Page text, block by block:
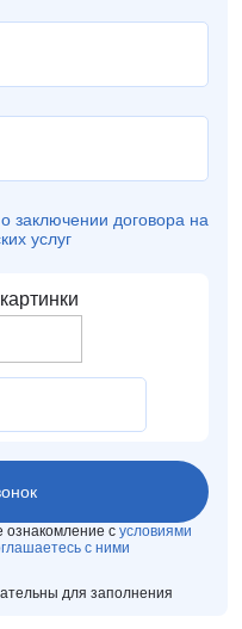
заключении договора на
услуг
ознакомление с условиями
с ними
для заполнения